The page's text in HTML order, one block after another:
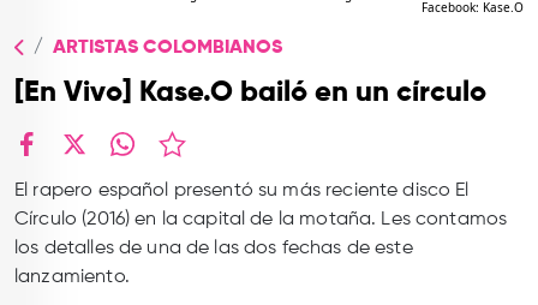
Facebook: Kase.O
ARTISTAS COLOMBIANOS
[En Vivo] Kase.O bailó en un círculo
El rapero español presentó su más reciente disco El
Círculo (2016) en la capital de la motaña. Les contamos
los detalles de una de las dos fechas de este
lanzamiento.